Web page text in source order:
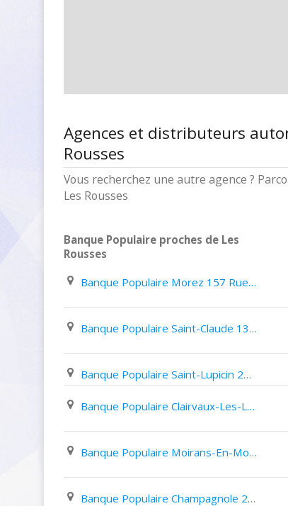
Agences et distributeurs
Rousses
Vous recherchez une autre agence ?
Les Rousses
Banque Populaire proches de Les
Rousses
Banque Populaire Morez 157 Rue de La République
Banque Populaire Saint-Claude 13 Boulevard de La République
Banque Populaire Saint-Lupicin 2Ter Rue Du Marché
Banque Populaire Clairvaux-Les-Lacs 52 Grande Rue
Banque Populaire Moirans-En-Montagne 2 Rue Pasteur
Banque Populaire Champagnole 23 Avenue de La République